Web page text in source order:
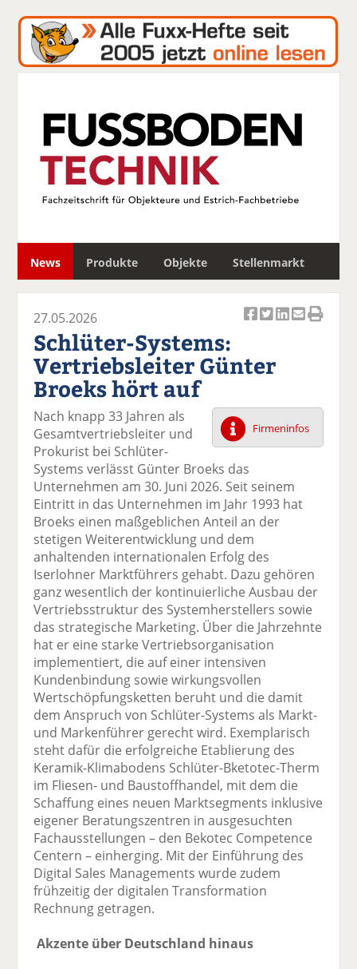
News Produkte Objekte Stellenmarkt
c
k
uf
F
ac
e
b
o
o
k
te
il
e
n
k
wi
tt
er
k
uf
Li
n
e
di
n
e
n
er
E
m
l
v
d
e
n
ck
e
27.05.2026
Schlüter-Systems:
Vertriebsleiter Günter
Broeks hört auf
Firmeninfos
Nach knapp 33 Jahren als
Gesamtvertriebsleiter und
Prokurist bei Schlüter-
Systems verlässt Günter Broeks das
Unternehmen am 30. Juni 2026. Seit seinem
Eintritt in das Unternehmen im Jahr 1993 hat
Broeks einen maßgeblichen Anteil an der
stetigen Weiterentwicklung und dem
anhaltenden internationalen Erfolg des
Iserlohner Marktführers gehabt. Dazu gehören
ganz wesentlich der kontinuierliche Ausbau der
Vertriebsstruktur des Systemherstellers sowie
das strategische Marketing. Über die Jahrzehnte
hat er eine starke Vertriebsorganisation
implementiert, die auf einer intensiven
Kundenbindung sowie wirkungsvollen
Wertschöpfungsketten beruht und die damit
dem Anspruch von Schlüter-Systems als Markt-
und Markenführer gerecht wird. Exemplarisch
steht dafür die erfolgreiche Etablierung des
Keramik-Klimabodens Schlüter-Bketotec-Therm
im Fliesen- und Baustoffhandel, mit dem die
Schaffung eines neuen Marktsegments inklusive
eigener Beratungszentren in ausgesuchten
Fachausstellungen – den Bekotec Competence
Centern – einherging. Mit der Einführung des
Digital Sales Managements wurde zudem
frühzeitig der digitalen Transformation
Rechnung getragen.
Akzente über Deutschland hinaus